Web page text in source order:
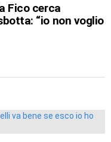
Fico cerca
“io non voglio